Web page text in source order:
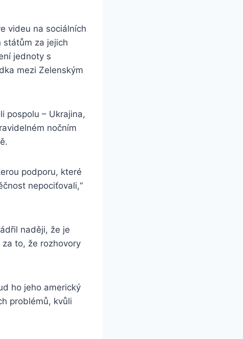
videu na sociálních
státům za jejich
jednoty s
mezi Zelenským
pospolu – Ukrajina,
nočním
podporu, které
nepociťovali,“
naději, že je
to, že rozhovory
ho jeho americký
problémů, kvůli